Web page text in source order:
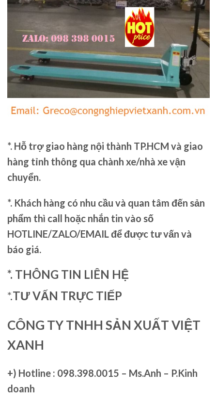
*. Hỗ trợ giao hàng nội thành TP.HCM và giao
hàng tỉnh thông qua chành xe/nhà xe vận
chuyển.
*. Khách hàng có nhu cầu và quan tâm đến sản
phẩm thì call hoặc nhắn tin vào số
HOTLINE/ZALO/EMAIL để được tư vấn và
báo giá.
*. THÔNG TIN LIÊN HỆ
*.TƯ VẤN TRỰC TIẾP
CÔNG TY TNHH SẢN XUẤT VIỆT
XANH
+) Hotline : 098.398.0015 – Ms.Anh – P.Kinh
doanh